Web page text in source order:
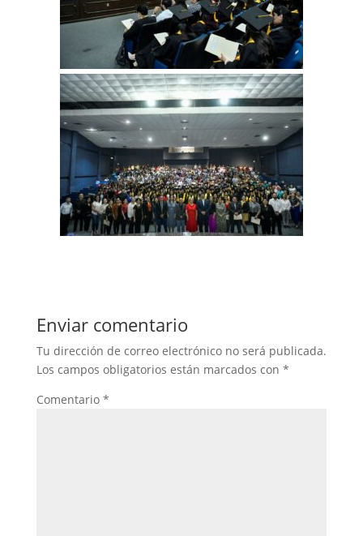
Enviar comentario
Tu dirección de correo electrónico no será publicada.
Los campos obligatorios están marcados con *
Comentario *